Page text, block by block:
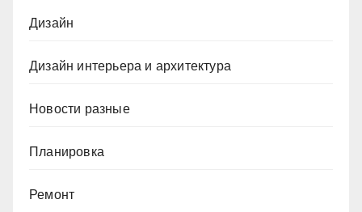
Дизайн
Дизайн интерьера и архитектура
Новости разные
Планировка
Ремонт